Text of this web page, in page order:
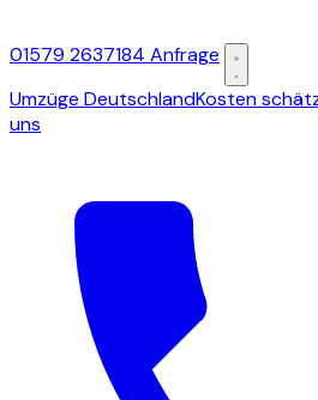
01579 2637184 Anfrage
Umzüge DeutschlandKosten
uns